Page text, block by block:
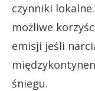
czynniki
możliwe
emisji jeśli
śniegu.